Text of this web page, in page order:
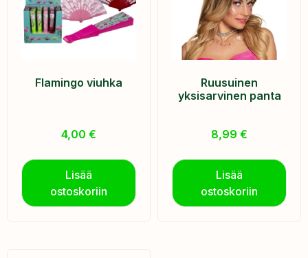
Flamingo viuhka
4,00 €
Lisää
ostoskoriin
Ruusuinen
yksisarvinen panta
8,99 €
Lisää
ostoskoriin